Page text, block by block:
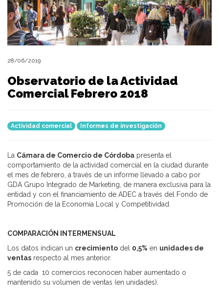
28/06/2019
Observatorio de la Actividad
Comercial Febrero 2018
Actividad comercial Informes de investigación
La Cámara de Comercio de Córdoba presenta el
comportamiento de la actividad comercial en la ciudad durante
el mes de febrero, a través de un informe llevado a cabo por
GDA Grupo Integrado de Marketing, de manera exclusiva para la
entidad y con el financiamiento de ADEC a través del Fondo de
Promoción de la Economía Local y Competitividad.
COMPARACIÓN INTERMENSUAL
Los datos indican un crecimiento del 0,5% en unidades de
ventas respecto al mes anterior.
5 de cada 10 comercios reconocen haber aumentado o
mantenido su volumen de ventas (en unidades).